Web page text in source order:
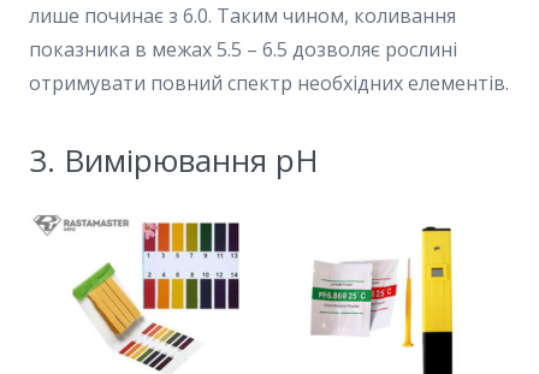
лише починає з 6.0. Таким чином, коливання
показника в межах 5.5 – 6.5 дозволяє рослині
отримувати повний спектр необхідних елементів.
3. Вимірювання pH